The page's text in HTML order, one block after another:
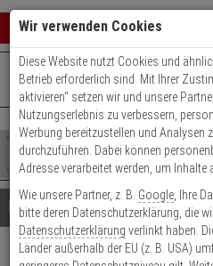
Warenkorb
0 ARTIKEL
Ihr
Ergebnisse
Shop
durchsuchen
Bitte
geben
Sie
mindestens
Es
wurde
noch
Kategorien
Suche
+49 (0)821 899 493-0Mo. - Do.:
Details Beratung
Wir verwenden Cookies
Diese Website nutzt Cookies und
Betrieb erforderlich sind. Mit Ihrer
aktivieren“ setzen wir und unsere
Nutzungserlebnis zu verbessern,
Werbung bereitzustellen und Analysen
durchzuführen. Dabei können
Adresse verarbeitet werden, um Inhalte
Wie unsere Partner, z. B. Google , Ihre
bitte deren Datenschutzerklärung, die
Datenschutzerklärung verlinkt haben.
Länder außerhalb der EU (z. B. USA)